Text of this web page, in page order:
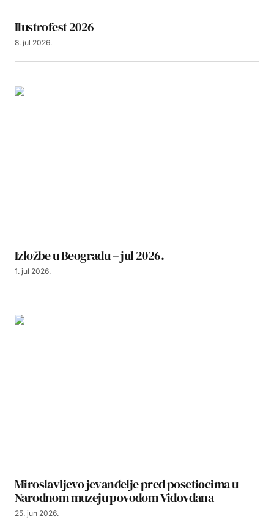
Ilustrofest 2026
8. jul 2026.
Izložbe u Beogradu – jul 2026.
1. jul 2026.
Miroslavljevo jevanđelje pred posetiocima u
Narodnom muzeju povodom Vidovdana
25. jun 2026.